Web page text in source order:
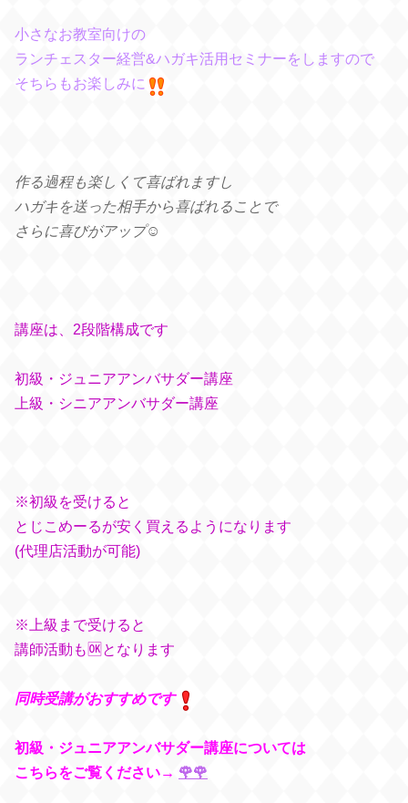
小さなお教室向けの
ランチェスター経営&ハガキ活用セミナーをしますので
そちらもお楽しみに
作る過程も楽しくて喜ばれますし
ハガキを送った相手から喜ばれることで
さらに喜びがアップ☺️
講座は、2段階構成です
初級・ジュニアアンバサダー講座
上級・シニアアンバサダー講座
※初級を受けると
とじこめーるが安く買えるようになります
(代理店活動が可能)
※上級まで受けると
講師活動も🆗となります
同時受講がおすすめです
初級・ジュニアアンバサダー講座については
こちらをご覧ください→ 🌹🌹